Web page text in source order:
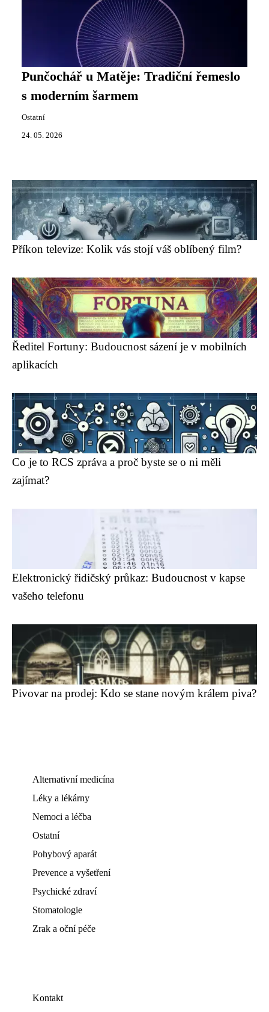
Punčochář u Matěje: Tradiční řemeslo
s moderním šarmem
Ostatní
24. 05. 2026
Příkon televize: Kolik vás stojí váš oblíbený film?
Ředitel Fortuny: Budoucnost sázení je v mobilních
aplikacích
Co je to RCS zpráva a proč byste se o ni měli
zajímat?
Elektronický řidičský průkaz: Budoucnost v kapse
vašeho telefonu
Pivovar na prodej: Kdo se stane novým králem piva?
Alternativní medicína
Léky a lékárny
Nemoci a léčba
Ostatní
Pohybový aparát
Prevence a vyšetření
Psychické zdraví
Stomatologie
Zrak a oční péče
Kontakt